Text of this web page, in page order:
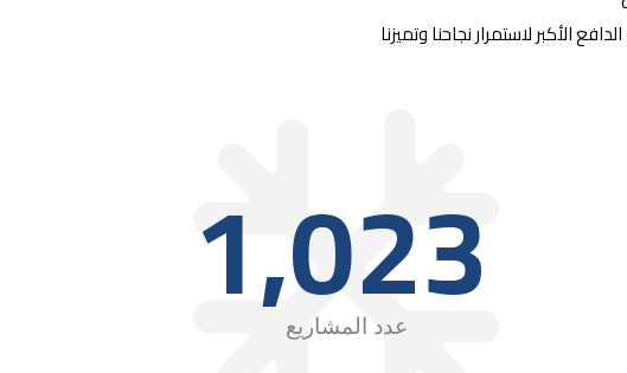
الأكبر لاستمرار نجاحنا وتميزنا
عدد المشاريع
1,023